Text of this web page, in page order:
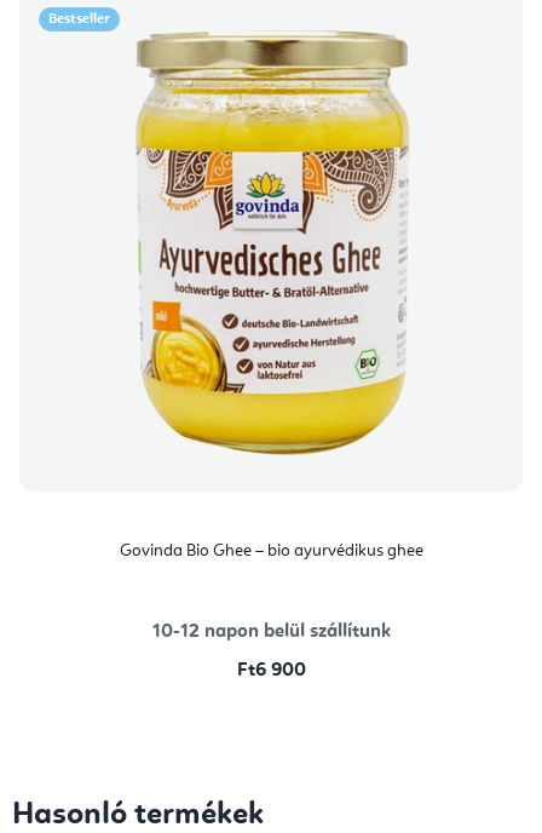
Bestseller
Govinda Bio Ghee – bio ayurvédikus ghee
10-12 napon belül szállítunk
Ft6 900
Hasonló termékek